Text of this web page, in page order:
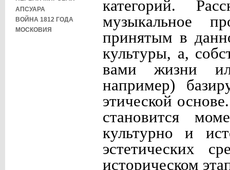
АПСУАРА
ВОЙНА 1812 ГОДА
МОСКОВИЯ
категорий.
музыкальное
принятым в
культуры, а,
вами жизни
например)
этической
становится
культурно и
эстетических
историческом